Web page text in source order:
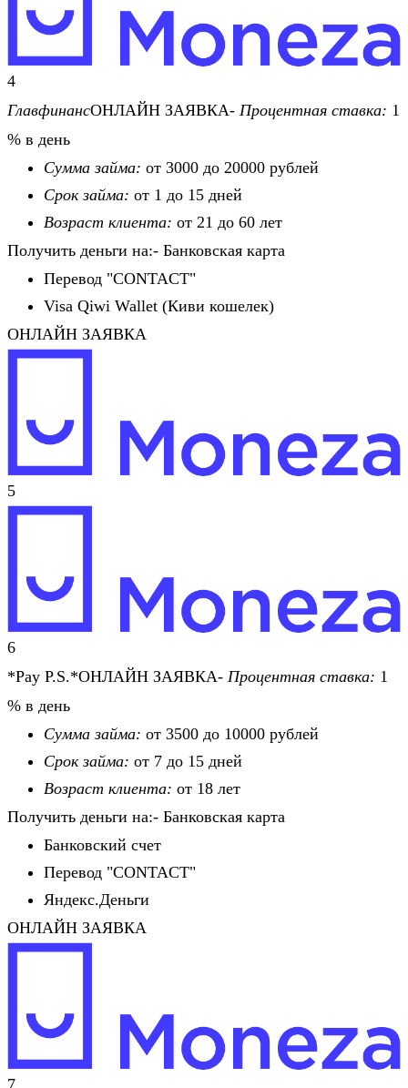
4
ГлавфинансОНЛАЙН ЗАЯВКА- Процентная ставка: 1
% в день
Сумма займа: от 3000 до 20000 рублей
Срок займа: от 1 до 15 дней
Возраст клиента: от 21 до 60 лет
Получить деньги на:- Банковская карта
Перевод "CONTACT"
Visa Qiwi Wallet (Киви кошелек)
ОНЛАЙН ЗАЯВКА
5
6
*Pay P.S.*ОНЛАЙН ЗАЯВКА- Процентная ставка: 1
% в день
Сумма займа: от 3500 до 10000 рублей
Срок займа: от 7 до 15 дней
Возраст клиента: от 18 лет
Получить деньги на:- Банковская карта
Банковский счет
Перевод "CONTACT"
Яндекс.Деньги
ОНЛАЙН ЗАЯВКА